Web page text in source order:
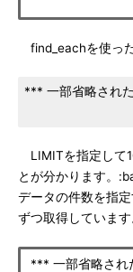
find_eachを使っ
*** 一部省略され
LIMITを指定して
とが分かります。
データの件数を指
ずつ取得しています
*** 一部省略され